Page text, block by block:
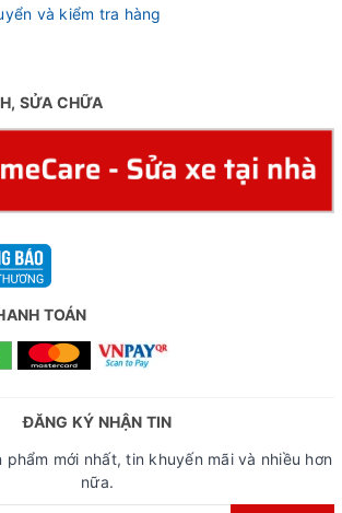
và kiểm tra hàng
SỬA CHỮA
TOÁN
ĐĂNG KÝ NHẬN TIN
phẩm mới nhất, tin khuyến mãi và nhiều hơn
nữa.